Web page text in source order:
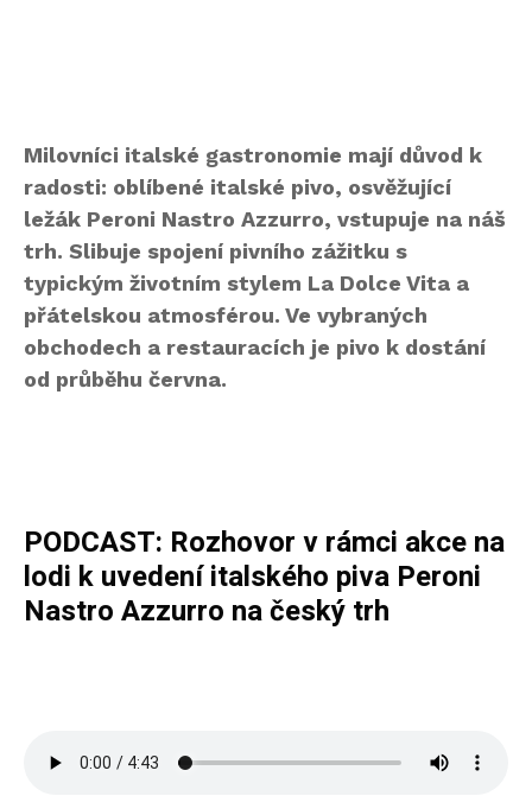
Milovníci italské gastronomie mají důvod k
radosti: oblíbené italské pivo, osvěžující
ležák Peroni Nastro Azzurro, vstupuje na náš
trh. Slibuje spojení pivního zážitku s
typickým životním stylem La Dolce Vita a
přátelskou atmosférou. Ve vybraných
obchodech a restauracích je pivo k dostání
od průběhu června.
PODCAST: Rozhovor v rámci akce na
lodi k uvedení italského piva Peroni
Nastro Azzurro na český trh